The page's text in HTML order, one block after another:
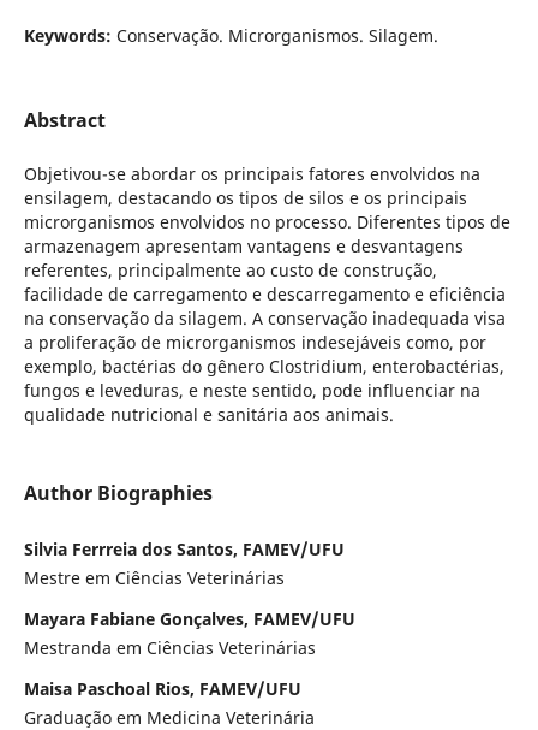
Keywords: Conservação. Microrganismos. Silagem.
Abstract
Objetivou-se abordar os principais fatores envolvidos na
ensilagem, destacando os tipos de silos e os principais
microrganismos envolvidos no processo. Diferentes tipos de
armazenagem apresentam vantagens e desvantagens
referentes, principalmente ao custo de construção,
facilidade de carregamento e descarregamento e eficiência
na conservação da silagem. A conservação inadequada visa
a proliferação de microrganismos indesejáveis como, por
exemplo, bactérias do gênero Clostridium, enterobactérias,
fungos e leveduras, e neste sentido, pode influenciar na
qualidade nutricional e sanitária aos animais.
Author Biographies
Silvia Ferrreia dos Santos, FAMEV/UFU
Mestre em Ciências Veterinárias
Mayara Fabiane Gonçalves, FAMEV/UFU
Mestranda em Ciências Veterinárias
Maisa Paschoal Rios, FAMEV/UFU
Graduação em Medicina Veterinária